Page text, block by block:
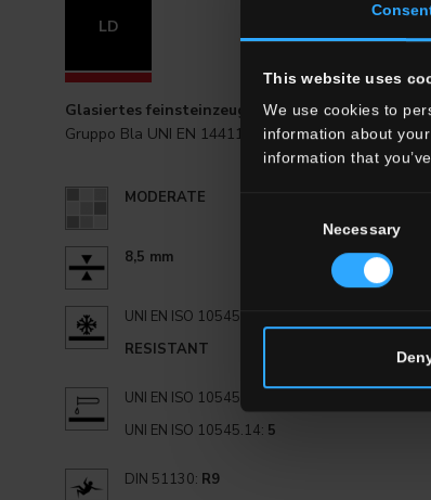
This website uses
We use cookies to
information about
information that
Necessary
LD
Glasiertes feinsteinzeug
Gruppo Bla UNI EN 14411_G
MODERATE
8,5 mm
UNI EN ISO 10545.12:
RESISTANT
UNI EN ISO 10545.13:
UNI EN ISO 10545.14: 5
DIN 51130: R9